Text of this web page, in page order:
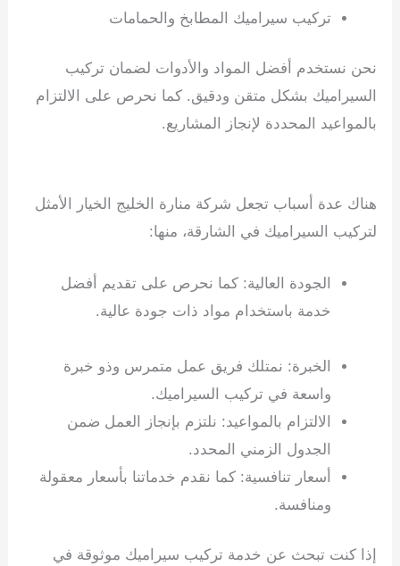
تركيب سيراميك المطابخ والحمامات
نحن نستخدم أفضل المواد والأدوات لضمان تركيب
السيراميك بشكل متقن ودقيق. كما نحرص على الالتزام
بالمواعيد المحددة لإنجاز المشاريع.
هناك عدة أسباب تجعل شركة منارة الخليج الخيار الأمثل
لتركيب السيراميك في الشارقة، منها:
الجودة العالية: كما نحرص على تقديم أفضل
خدمة باستخدام مواد ذات جودة عالية.
الخبرة: نمتلك فريق عمل متمرس وذو خبرة
واسعة في تركيب السيراميك.
الالتزام بالمواعيد: نلتزم بإنجاز العمل ضمن
الجدول الزمني المحدد.
أسعار تنافسية: كما نقدم خدماتنا بأسعار معقولة
ومنافسة.
إذا كنت تبحث عن خدمة تركيب سيراميك موثوقة في